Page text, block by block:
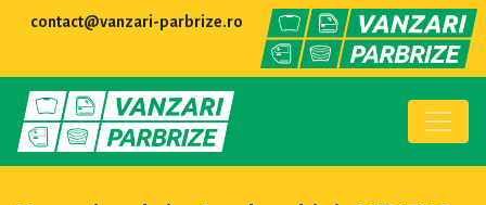
contact@vanzari-parbrize.ro